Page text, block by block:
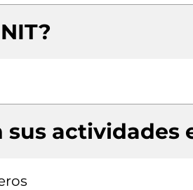
sus actividades